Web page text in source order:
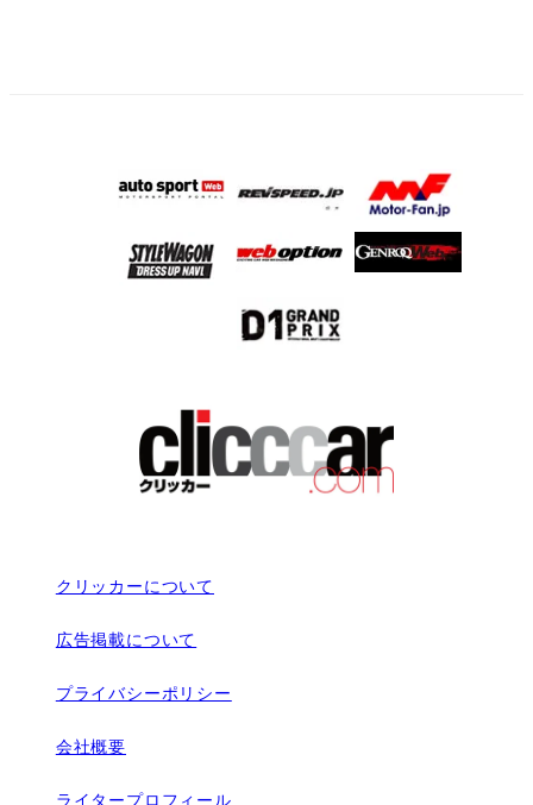
クリッカーについて
広告掲載について
プライバシーポリシー
会社概要
ライタープロフィール